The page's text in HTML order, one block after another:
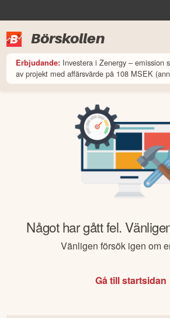
Börskollen
Erbjudande: Investera i Zenergy – emission
av projekt med affärsvärde på 108 MSEK
Något har gått fel.
Vänligen försök igen om
Gå till startsidan